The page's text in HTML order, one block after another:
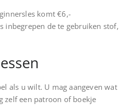
komt €6,-
inbegrepen de te gebruiken stof,
als u wilt. U mag aangeven wat
zelf een patroon of boekje